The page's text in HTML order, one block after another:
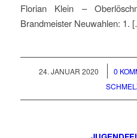
Florian Klein –
Brandmeister Neuwahlen: 1.
24. JANUAR 2020
/ 0